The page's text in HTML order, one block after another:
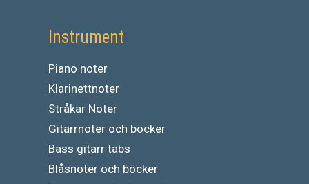
Instrument
Piano noter
Klarinettnoter
Stråkar Noter
Gitarrnoter och böcker
Bass gitarr tabs
Blåsnoter och böcker